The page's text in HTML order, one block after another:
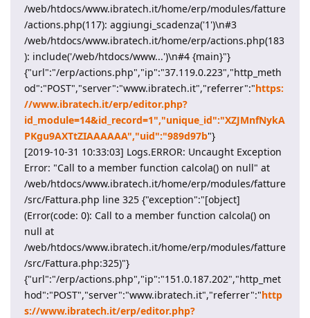
/web/htdocs/www.ibratech.it/home/erp/modules/fatture
/actions.php(117): aggiungi_scadenza('1')\n#3
/web/htdocs/www.ibratech.it/home/erp/actions.php(183
): include('/web/htdocs/www...')\n#4 {main}"}
{"url":"/erp/actions.php","ip":"37.119.0.223","http_meth
od":"POST","server":"www.ibratech.it","referrer":"https:
//www.ibratech.it/erp/editor.php?
id_module=14&id_record=1","unique_id":"XZJMnfNykA
PKgu9AXTtZIAAAAAA","uid":"989d97b"}
[2019-10-31 10:33:03] Logs.ERROR: Uncaught Exception
Error: "Call to a member function calcola() on null" at
/web/htdocs/www.ibratech.it/home/erp/modules/fatture
/src/Fattura.php line 325 {"exception":"[object]
(Error(code: 0): Call to a member function calcola() on
null at
/web/htdocs/www.ibratech.it/home/erp/modules/fatture
/src/Fattura.php:325)"}
{"url":"/erp/actions.php","ip":"151.0.187.202","http_met
hod":"POST","server":"www.ibratech.it","referrer":"http
s://www.ibratech.it/erp/editor.php?